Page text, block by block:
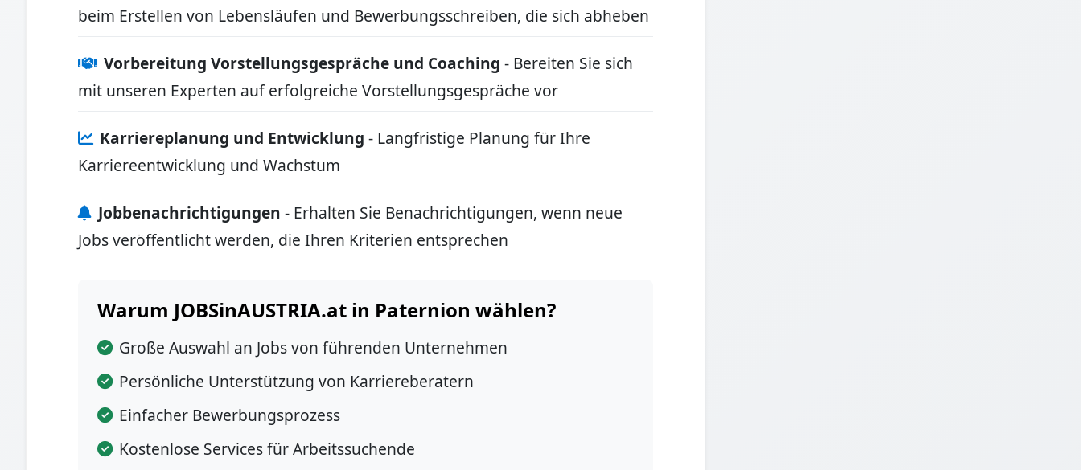
beim Erstellen von Lebensläufen und Bewerbungsschreiben, die sich abheben
Vorbereitung Vorstellungsgespräche und Coaching - Bereiten Sie sich
mit unseren Experten auf erfolgreiche Vorstellungsgespräche vor
Karriereplanung und Entwicklung - Langfristige Planung für Ihre
Karriereentwicklung und Wachstum
Jobbenachrichtigungen - Erhalten Sie Benachrichtigungen, wenn neue
Jobs veröffentlicht werden, die Ihren Kriterien entsprechen
Warum JOBSinAUSTRIA.at in Paternion wählen?
Große Auswahl an Jobs von führenden Unternehmen
Persönliche Unterstützung von Karriereberatern
Einfacher Bewerbungsprozess
Kostenlose Services für Arbeitssuchende